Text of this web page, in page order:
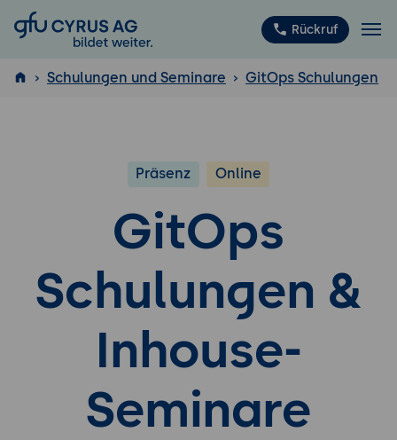
GFU Cyrus AG Rückruf
ISTQB
Schulungen und Seminare GitOps Schulungen
Präsenz Online
GitOps
Schulungen &
Inhouse-
Seminare